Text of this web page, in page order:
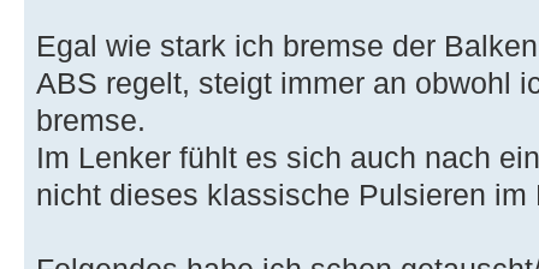
Egal wie stark ich bremse der
ABS regelt, steigt immer an obwohl
bremse.
Im Lenker fühlt es sich auch nach
nicht dieses klassische Pulsieren im